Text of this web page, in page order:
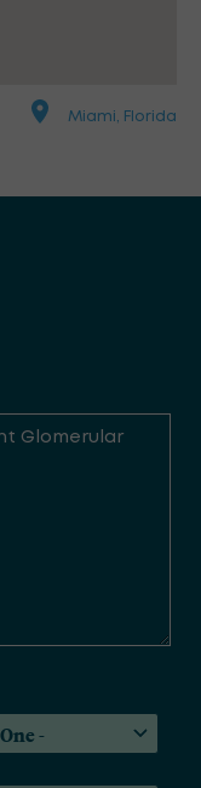
Miami, Florida